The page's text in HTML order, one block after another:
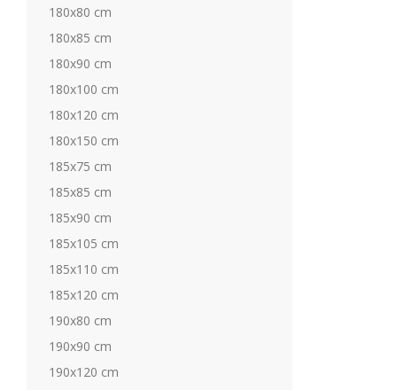
180x80 cm
180x85 cm
180x90 cm
180x100 cm
180x120 cm
180x150 cm
185x75 cm
185x85 cm
185x90 cm
185x105 cm
185x110 cm
185x120 cm
190x80 cm
190x90 cm
190x120 cm